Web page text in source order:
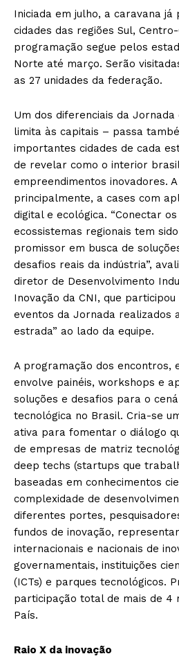
Iniciada em julho, a caravana já
cidades das regiões Sul,
programação segue pelos
Norte até março. Serão
as 27 unidades da federação.
Um dos diferenciais da
limita às capitais – passa
importantes cidades de cada
de revelar como o interior
empreendimentos inovadores.
principalmente, a cases com
digital e ecológica. “Conectar
ecossistemas regionais tem
promissor em busca de
desafios reais da indústria”,
diretor de Desenvolvimento
Inovação da CNI, que
eventos da Jornada realizados
estrada” ao lado da equipe.
A programação dos encontros,
envolve painéis, workshops e
soluções e desafios para o
tecnológica no Brasil. Cria-se
ativa para fomentar o diálogo
de empresas de matriz
deep techs (startups que
baseadas em conhecimentos
complexidade de
diferentes portes,
fundos de inovação,
internacionais e nacionais de
governamentais, instituições
(ICTs) e parques tecnológicos.
participação total de mais de 4
País.
Raio X da inovação